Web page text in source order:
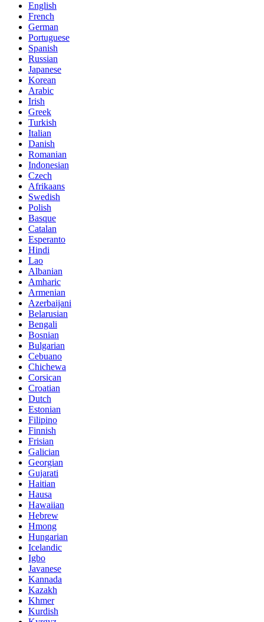
English
French
German
Portuguese
Spanish
Russian
Japanese
Korean
Arabic
Irish
Greek
Turkish
Italian
Danish
Romanian
Indonesian
Czech
Afrikaans
Swedish
Polish
Basque
Catalan
Esperanto
Hindi
Lao
Albanian
Amharic
Armenian
Azerbaijani
Belarusian
Bengali
Bosnian
Bulgarian
Cebuano
Chichewa
Corsican
Croatian
Dutch
Estonian
Filipino
Finnish
Frisian
Galician
Georgian
Gujarati
Haitian
Hausa
Hawaiian
Hebrew
Hmong
Hungarian
Icelandic
Igbo
Javanese
Kannada
Kazakh
Khmer
Kurdish